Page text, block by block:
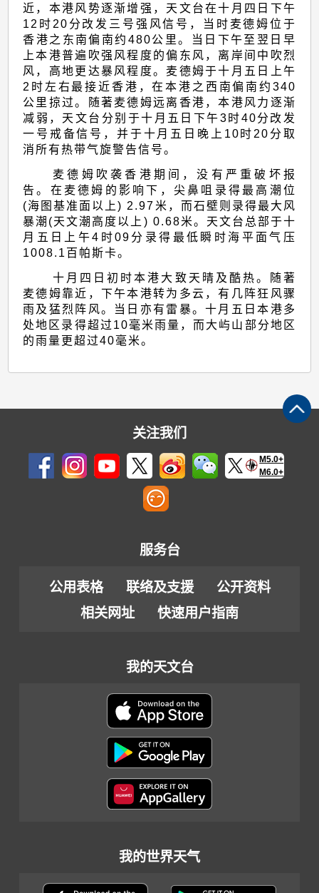
近，本港风势逐渐增强，天文台在十月四日下午
12时20分改发三号强风信号，当时麦德姆位于
香港之东南偏南约480公里。当日下午至翌日早
上本港普遍吹强风程度的偏东风，离岸间中吹烈
风，高地更达暴风程度。麦德姆于十月五日上午
2时左右最接近香港，在本港之西南偏南约340
公里掠过。随著麦德姆远离香港，本港风力逐渐
减弱，天文台分别于十月五日下午3时40分改发
一号戒备信号，并于十月五日晚上10时20分取
消所有热带气旋警告信号。
麦德姆吹袭香港期间，没有严重破坏报
告。在麦德姆的影响下，尖鼻咀录得最高潮位
(海图基准面以上) 2.97米，而石壁则录得最大风
暴潮(天文潮高度以上) 0.68米。天文台总部于十
月五日上午4时09分录得最低瞬时海平面气压
1008.1百帕斯卡。
十月四日初时本港大致天晴及酷热。随著
麦德姆靠近，下午本港转为多云，有几阵狂风骤
雨及猛烈阵风。当日亦有雷暴。十月五日本港多
处地区录得超过10毫米雨量，而大屿山部分地区
的雨量更超过40毫米。
关注我们
M5.0+
M6.0+
服务台
公用表格 联络及支援
公开资料
相关网址
快速用户指南
我的天文台
我的世界天气